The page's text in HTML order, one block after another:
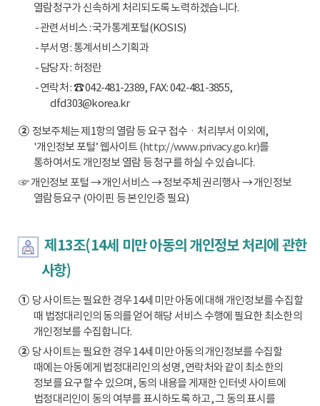
열람청구가 신속하게 처리되도록 노력하겠습니다.
- 관련서비스 : 국가통계포털(KOSIS)
- 부서명 : 통계서비스기획과
- 담당자 : 허정란
- 연락처 : ☎ 042-481-2389, FAX: 042-481-3855,
dfd303@korea.kr
②정보주체는 제1항의 열람 등 요구 접수ㆍ처리부서 이외에,
'개인정보 포털’ 웹사이트 (http://www.privacy.go.kr)를
통하여서도 개인정보 열람 등 청구를 하실 수 있습니다.
☞ 개인정보 포털 → 개인서비스 → 정보주체 권리행사 → 개인정보
열람등요구 (아이핀 등 본인인증 필요)
제13조(14세 미만 아동의 개인정보 처리에 관한
사항)
①당 사이트는 필요한 경우 14세 미만 아동에 대해 개인정보를 수집할
때 법정대리인의 동의를 얻어 해당 서비스 수행에 필요한 최소한의
개인정보를 수집합니다.
②당 사이트는 필요한 경우 14세 미만 아동의 개인정보를 수집할
때에는 아동에게 법정대리인의 성명, 연락처와 같이 최소한의
정보를 요구할 수 있으며, 동의 내용을 게재한 인터넷 사이트에
법정대리인이 동의 여부를 표시하도록 하고, 그 동의 표시를